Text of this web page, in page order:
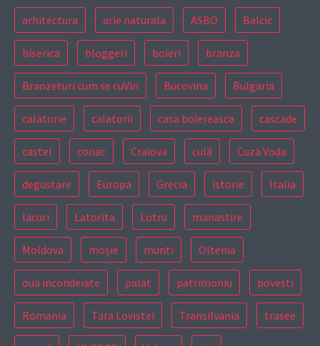
arhitectura arie naturala ASBO Balcic
biserica bloggeri boieri branza
Branzeturi cum se cuVin Bucovina Bulgaria
calatorie calatorii casa boiereasca cascade
castel conac Craiova culă Cuza Voda
degustare Europa Grecia istorie Italia
lacuri Latorita Lotru manastire
Moldova moșie munti Oltenia
oua incondeiate palat patrimoniu povesti
Romania Tara Lovistei Transilvania trasee